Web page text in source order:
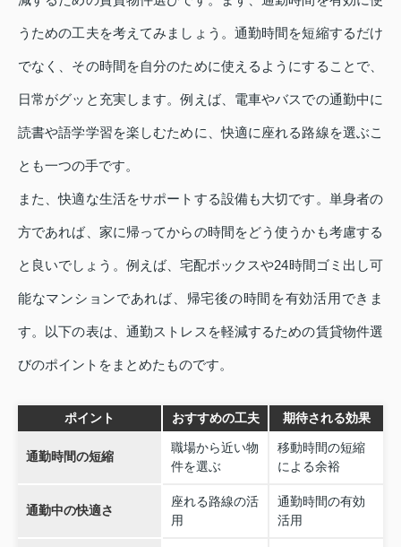
うための工夫を考えてみましょう。通勤時間を短縮するだけ
でなく、その時間を自分のために使えるようにすることで、
日常がグッと充実します。例えば、電車やバスでの通勤中に
読書や語学学習を楽しむために、快適に座れる路線を選ぶこ
とも一つの手です。
また、快適な生活をサポートする設備も大切です。単身者の
方であれば、家に帰ってからの時間をどう使うかも考慮する
と良いでしょう。例えば、宅配ボックスや24時間ゴミ出し可
能なマンションであれば、帰宅後の時間を有効活用できま
す。以下の表は、通勤ストレスを軽減するための賃貸物件選
びのポイントをまとめたものです。
ポイント おすすめの工夫 期待される効果
通勤時間の短縮
職場から近い物
件を選ぶ
移動時間の短縮
による余裕
通勤中の快適さ
座れる路線の活
用
通勤時間の有効
活用